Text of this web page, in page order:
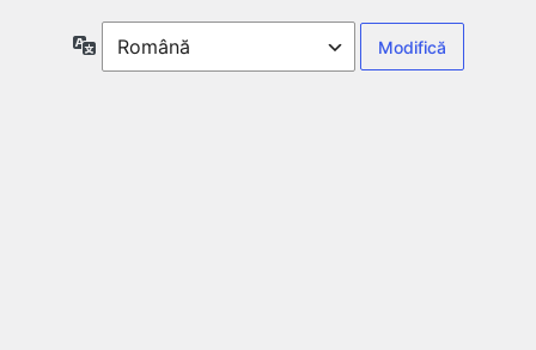
Limbă